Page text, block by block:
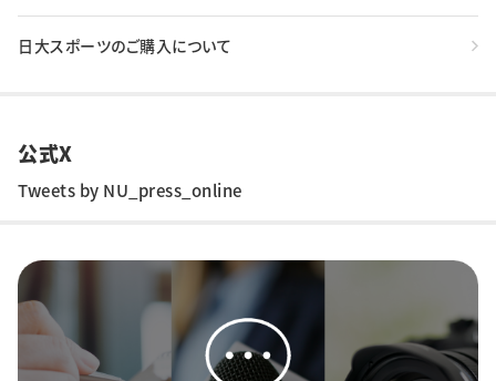
日大スポーツのご購入について
公式X
Tweets by NU_press_online